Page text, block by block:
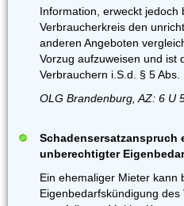
Information, erweckt jedoch
Verbraucherkreis den
anderen Angeboten
Vorzug aufzuweisen und ist
Verbrauchern i.S.d. § 5 Abs.
OLG Brandenburg, AZ: 6 U
Schadensersatzanspruch
unberechtigter
Ein ehemaliger Mieter kann
Eigenbedarfskündigung